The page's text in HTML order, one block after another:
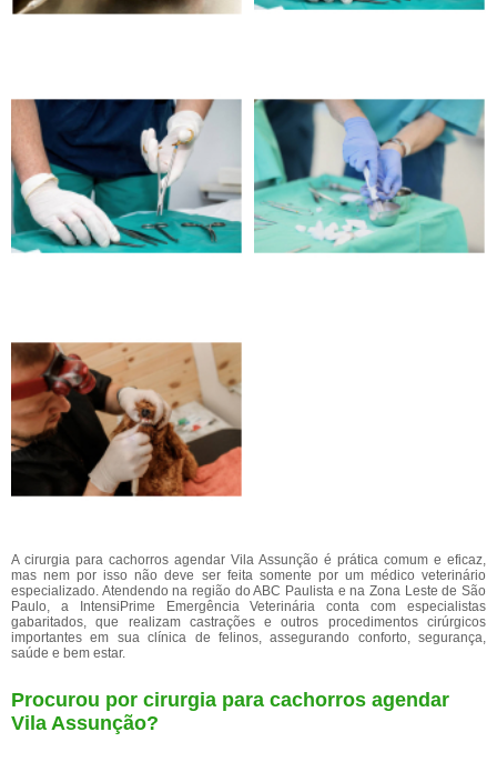
A cirurgia para cachorros agendar Vila Assunção é prática comum e eficaz,
mas nem por isso não deve ser feita somente por um médico veterinário
especializado. Atendendo na região do ABC Paulista e na Zona Leste de São
Paulo, a IntensiPrime Emergência Veterinária conta com especialistas
gabaritados, que realizam castrações e outros procedimentos cirúrgicos
importantes em sua clínica de felinos, assegurando conforto, segurança,
saúde e bem estar.
Procurou por cirurgia para cachorros agendar
Vila Assunção?